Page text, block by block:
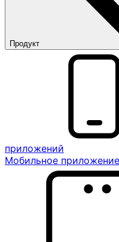
Продукт
приложений
Мобильное